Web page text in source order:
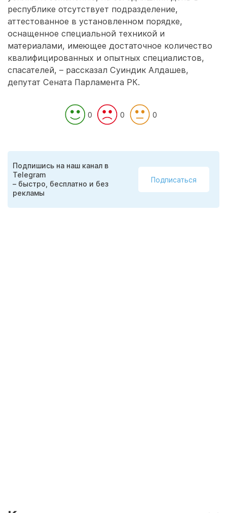
республике отсутствует подразделение,
аттестованное в установленном порядке,
оснащенное специальной техникой и
материалами, имеющее достаточное количество
квалифицированных и опытных специалистов,
спасателей, – рассказал Суиндик Алдашев,
депутат Сената Парламента РК.
0 0 0
Подпишись на наш канал в
Telegram
– быстро, бесплатно и без
рекламы
Подписаться